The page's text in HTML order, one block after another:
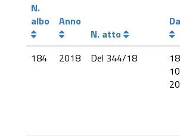
N.
albo
Anno
N. atto
184 2018 Del 344/18